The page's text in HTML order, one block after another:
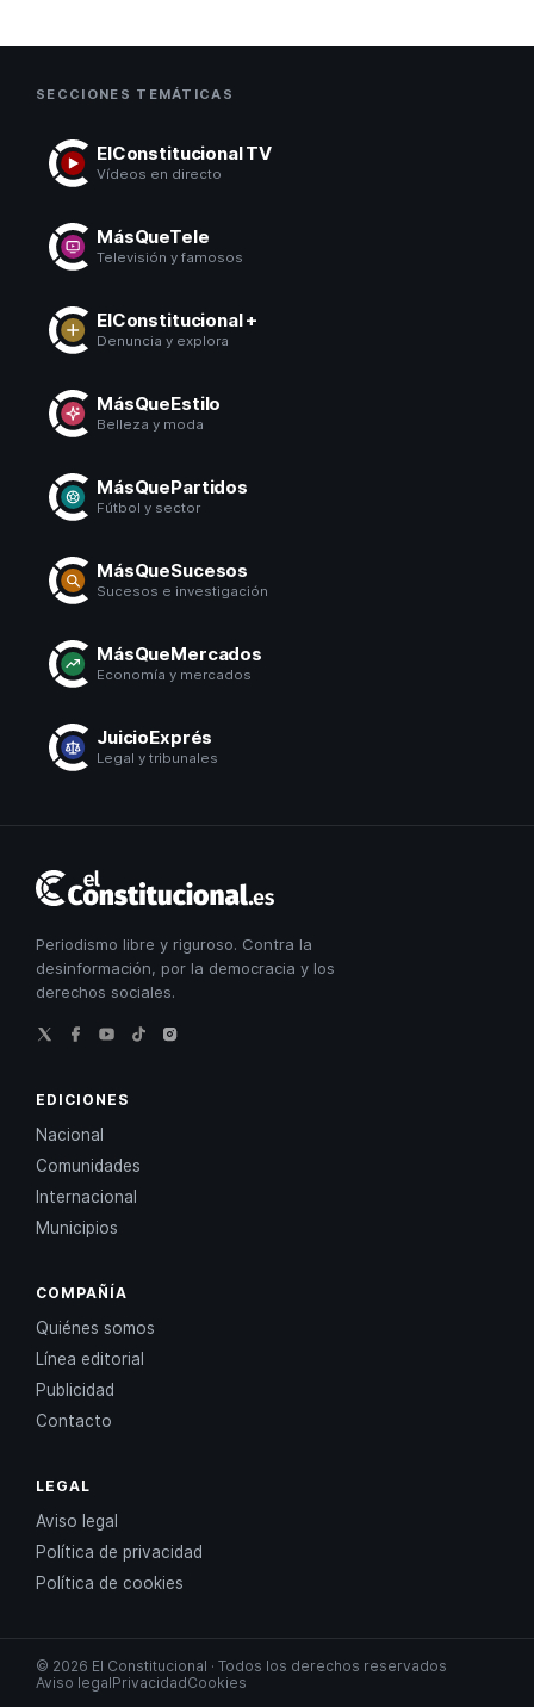
SECCIONES TEMÁTICAS
ElConstitucional TV
Vídeos en directo
MásQueTele
Televisión y famosos
ElConstitucional +
Denuncia y explora
MásQueEstilo
Belleza y moda
MásQuePartidos
Fútbol y sector
MásQueSucesos
Sucesos e investigación
MásQueMercados
Economía y mercados
JuicioExprés
Legal y tribunales
Constitucional
Periodismo libre y riguroso. Contra la
desinformación, por la democracia y los
derechos sociales.
EDICIONES
Nacional
Comunidades
Internacional
Municipios
COMPAÑÍA
Quiénes somos
Línea editorial
Publicidad
Contacto
LEGAL
Aviso legal
Política de privacidad
Política de cookies
© 2026 El Constitucional · Todos los derechos reservados
Aviso legalPrivacidadCookies